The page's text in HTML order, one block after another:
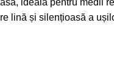
ideală pentru medii
lină și silențioasă a